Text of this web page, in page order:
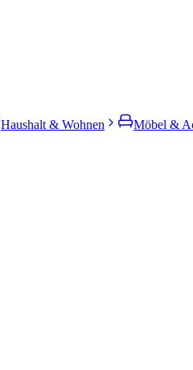
Haushalt & Wohnen Möbel &